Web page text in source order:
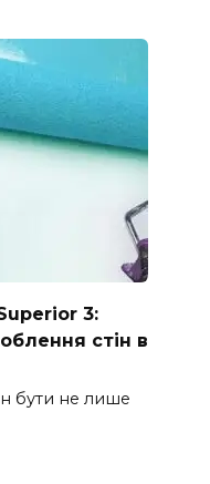
3:
стін в
бути не лише